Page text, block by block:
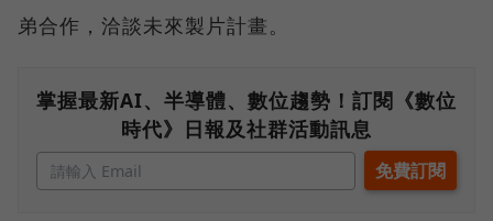
弟合作，洽談未來製片計畫。
掌握最新AI、半導體、數位趨勢！訂閱《數位
時代》日報及社群活動訊息